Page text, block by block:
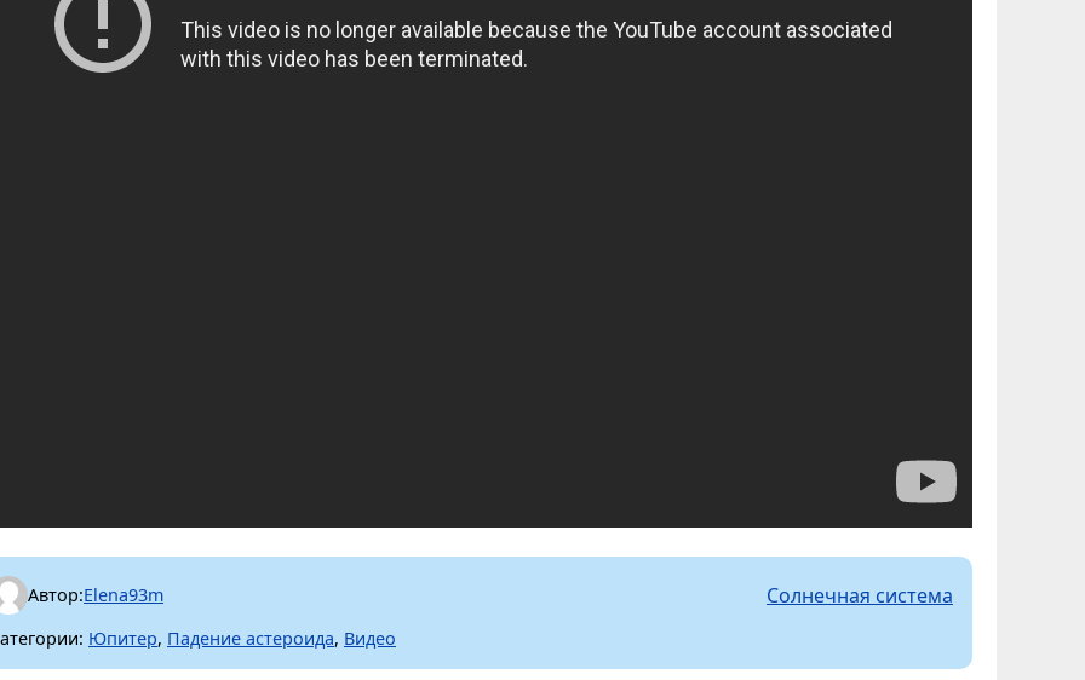
Автор:Elena93m Солнечная система
Юпитер, Падение астероида, Видео